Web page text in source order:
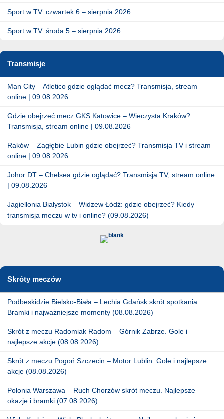
Sport w TV: czwartek 6 – sierpnia 2026
Sport w TV: środa 5 – sierpnia 2026
Transmisje
Man City – Atletico gdzie oglądać mecz? Transmisja, stream
online | 09.08.2026
Gdzie obejrzeć mecz GKS Katowice – Wieczysta Kraków?
Transmisja, stream online | 09.08.2026
Raków – Zagłębie Lubin gdzie obejrzeć? Transmisja TV i stream
online | 09.08.2026
Johor DT – Chelsea gdzie oglądać? Transmisja TV, stream online
| 09.08.2026
Jagiellonia Białystok – Widzew Łódź: gdzie obejrzeć? Kiedy
transmisja meczu w tv i online? (09.08.2026)
Skróty meczów
Podbeskidzie Bielsko-Biała – Lechia Gdańsk skrót spotkania.
Bramki i najważniejsze momenty (08.08.2026)
Skrót z meczu Radomiak Radom – Górnik Zabrze. Gole i
najlepsze akcje (08.08.2026)
Skrót z meczu Pogoń Szczecin – Motor Lublin. Gole i najlepsze
akcje (08.08.2026)
Polonia Warszawa – Ruch Chorzów skrót meczu. Najlepsze
okazje i bramki (07.08.2026)